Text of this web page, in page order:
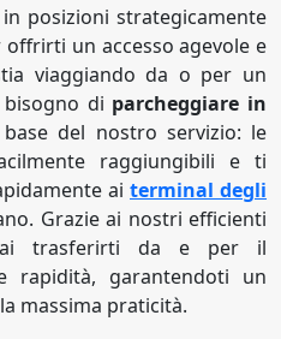
posizioni strategicamente
un accesso agevole e
viaggiando da o per un
di parcheggiare in
del nostro servizio: le
raggiungibili e ti
ai terminal degli
Grazie ai nostri efficienti
trasferirti da e per il
rapidità, garantendoti un
massima praticità.